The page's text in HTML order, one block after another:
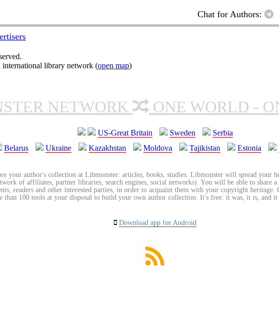
Chat for Authors:
library network (open map)
NETWORK ONE WORLD -
US-Great Britain Sweden
Serbia
Belarus Ukraine Kazakhstan Moldova Tajikistan Estonia
your author's collection at Libmonster: articles, books, studies. Libmonster will spread your
of affiliates, partner libraries, search engines, social networks). You will be able to share
readers and other interested parties, in order to acquaint them with your copyright heritage.
than 100 tools at your disposal to build your own author collection. It's free: it was, it is, and it
Download app for Android